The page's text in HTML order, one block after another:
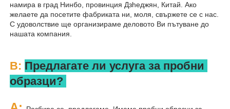
намира в град Нинбо, провинция Дзheджян, Китай. Ако
желаете да посетите фабриката ни, моля, свържете се с нас.
С удоволствие ще организираме деловото Ви пътуване до
нашата компания.
В: Предлагате ли услуга за пробни
образци?